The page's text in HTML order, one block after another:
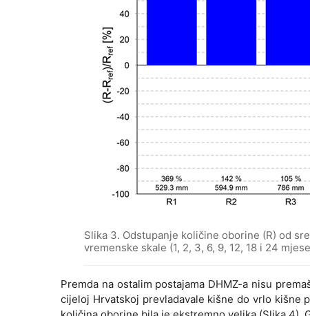
Slika 3. Odstupanje količine oborine (R) od
vremenske skale (1, 2, 3, 6, 9, 12, 18 i 24
Premda na ostalim postajama DHMZ-a nisu
cijeloj Hrvatskoj prevladavale kišne do vrlo kišne